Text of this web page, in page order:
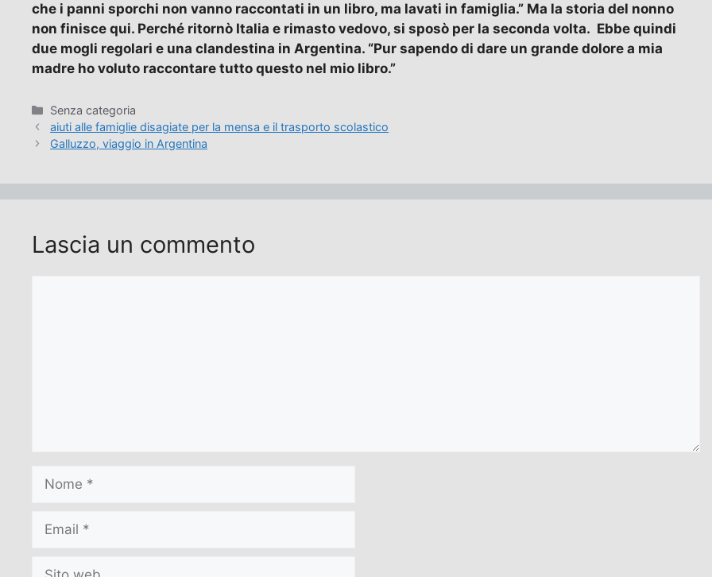
che i panni sporchi non vanno raccontati in un libro, ma lavati in famiglia.” Ma la storia del nonno
non finisce qui. Perché ritornò Italia e rimasto vedovo, si sposò per la seconda volta. Ebbe quindi
due mogli regolari e una clandestina in Argentina. “Pur sapendo di dare un grande dolore a mia
madre ho voluto raccontare tutto questo nel mio libro.”
Categorie
Senza categoria
aiuti alle famiglie disagiate per la mensa e il trasporto scolastico
Galluzzo, viaggio in Argentina
Lascia un commento
Nome
Email
Sito